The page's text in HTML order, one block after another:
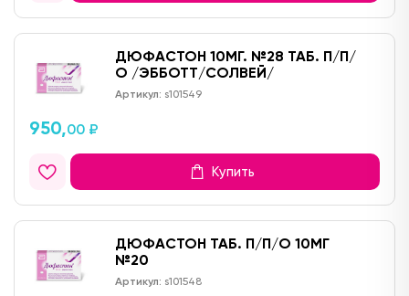
ДЮФАСТОН 10МГ. №28 ТАБ. П/П/
О /ЭББОТТ/СОЛВЕЙ/
Артикул: s101549
950,00 ₽
Купить
ДЮФАСТОН ТАБ. П/П/О 10МГ
№20
Артикул: s101548